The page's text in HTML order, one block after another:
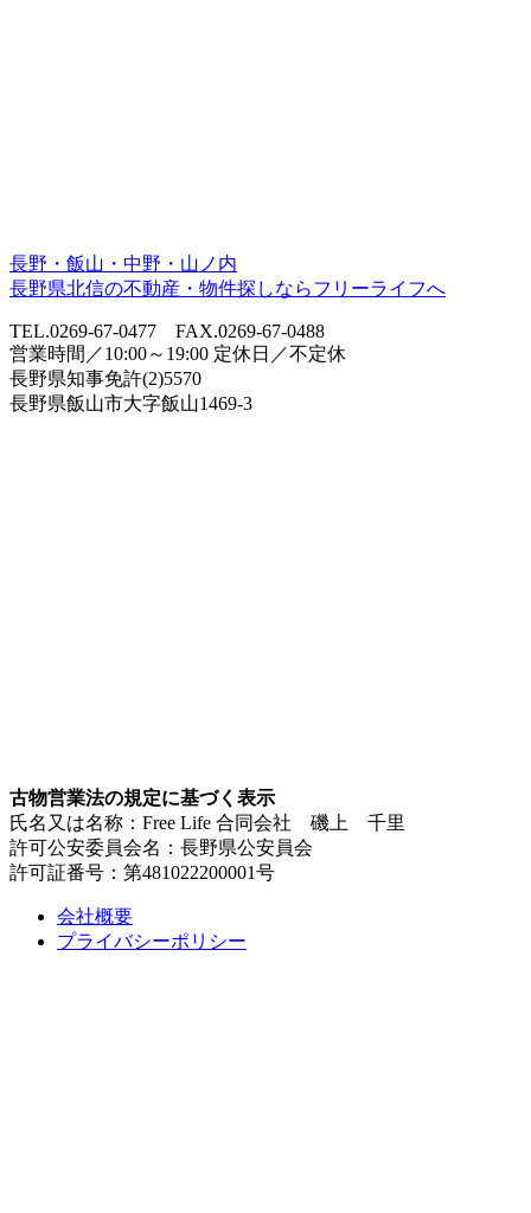
長野・飯山・中野・山ノ内
長野県北信の不動産・物件探しならフリーライフへ
TEL.0269-67-0477 FAX.0269-67-0488
営業時間／10:00～19:00 定休日／不定休
長野県知事免許(2)5570
長野県飯山市大字飯山1469-3
古物営業法の規定に基づく表示
氏名又は名称：Free Life 合同会社 磯上 千里
許可公安委員会名：長野県公安員会
許可証番号：第481022200001号
会社概要
プライバシーポリシー